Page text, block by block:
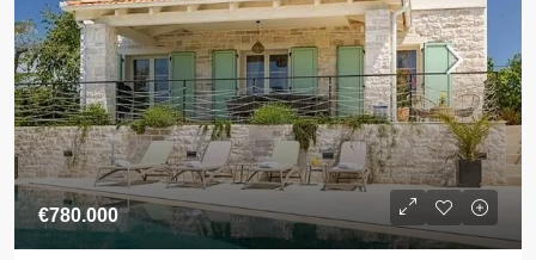
€780.000